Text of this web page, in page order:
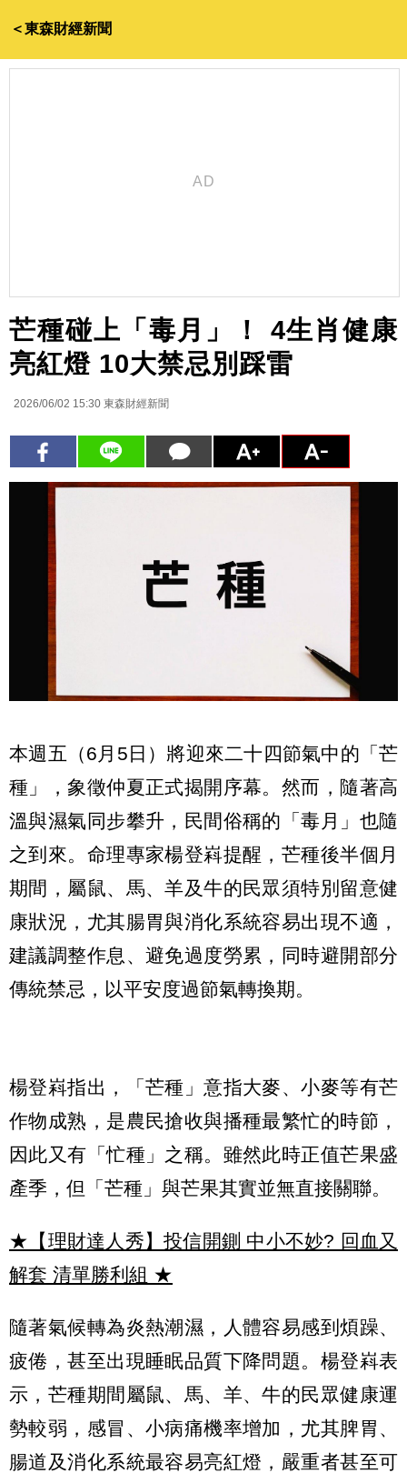
＜東森財經新聞
芒種碰上「毒月」！ 4生肖健康
亮紅燈 10大禁忌別踩雷
2026/06/02 15:30 東森財經新聞
本週五（6月5日）將迎來二十四節氣中的「芒
種」，象徵仲夏正式揭開序幕。然而，隨著高
溫與濕氣同步攀升，民間俗稱的「毒月」也隨
之到來。命理專家楊登嵙提醒，芒種後半個月
期間，屬鼠、馬、羊及牛的民眾須特別留意健
康狀況，尤其腸胃與消化系統容易出現不適，
建議調整作息、避免過度勞累，同時避開部分
傳統禁忌，以平安度過節氣轉換期。
楊登嵙指出，「芒種」意指大麥、小麥等有芒
作物成熟，是農民搶收與播種最繁忙的時節，
因此又有「忙種」之稱。雖然此時正值芒果盛
產季，但「芒種」與芒果其實並無直接關聯。
★【理財達人秀】投信開鍘 中小不妙? 回血又
解套 清單勝利組 ★
隨著氣候轉為炎熱潮濕，人體容易感到煩躁、
疲倦，甚至出現睡眠品質下降問題。楊登嵙表
示，芒種期間屬鼠、馬、羊、牛的民眾健康運
勢較弱，感冒、小病痛機率增加，尤其脾胃、
腸道及消化系統最容易亮紅燈，嚴重者甚至可